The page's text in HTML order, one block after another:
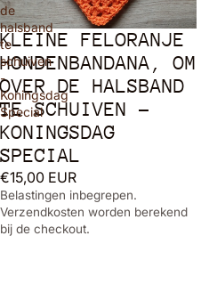
de
halsband
te
schuiven
-
Koningsdag
Special
KLEINE FELORANJE
HONDENBANDANA, OM
OVER DE HALSBAND
TE SCHUIVEN -
KONINGSDAG
SPECIAL
€15,00 EUR
Belastingen inbegrepen.
Verzendkosten worden berekend
bij de checkout.